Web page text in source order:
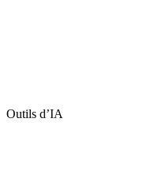
Outils d’IA